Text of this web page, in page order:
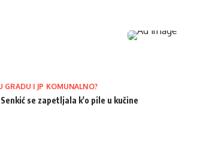
GRADU I JP KOMUNALNO?
se zapetljala k'o pile u kučine